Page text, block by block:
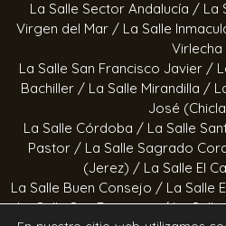
La Salle Sector Andalucía / La
Virgen del Mar / La Salle
La Salle San Francisco Javier /
Bachiller / La Salle Mirandilla /
José
La Salle Córdoba / La Salle
Pastor / La Salle Sagrado
(Jerez) / La Salle El
La Salle Buen Consejo / La Salle
La Salle San Francisco /La